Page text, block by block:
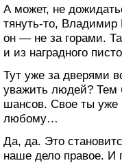
А может, не
тянуть-то,
он — не за горами.
и из наградного
Тут уже за дверями
уважить людей? Тем
шансов. Свое ты уже
любому…
Да, да. Это
наше дело правое. И